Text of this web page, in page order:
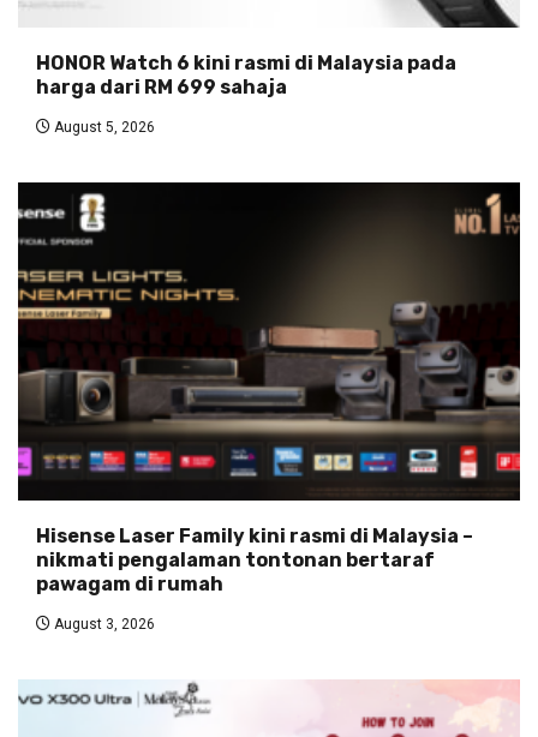
HONOR Watch 6 kini rasmi di Malaysia pada
harga dari RM 699 sahaja
August 5, 2026
Hisense Laser Family kini rasmi di Malaysia –
nikmati pengalaman tontonan bertaraf
pawagam di rumah
August 3, 2026